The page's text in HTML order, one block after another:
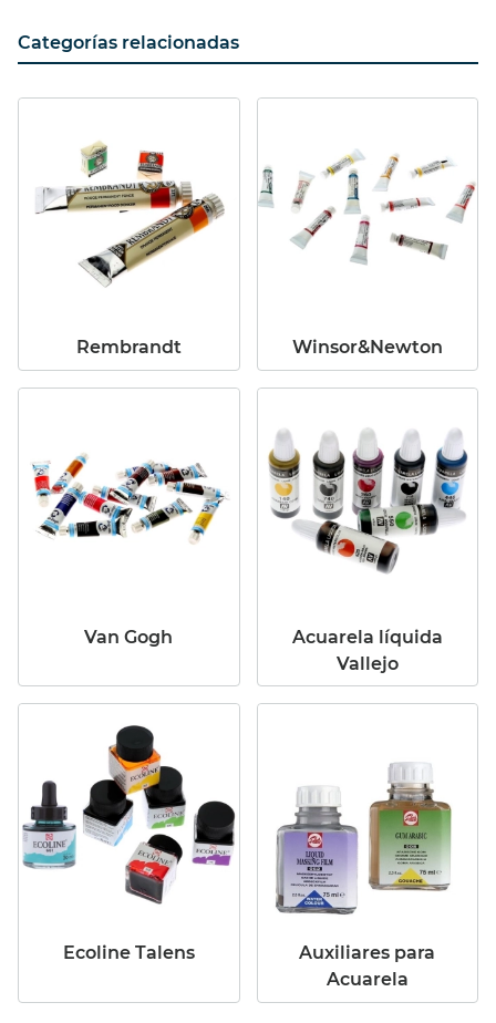
Categorías relacionadas
Rembrandt Winsor&Newton
Van Gogh
Acuarela líquida
Vallejo
Ecoline Talens
Auxiliares para
Acuarela